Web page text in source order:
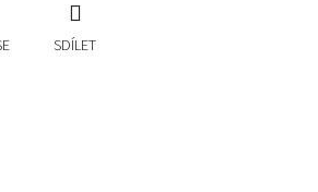
SDÍLET